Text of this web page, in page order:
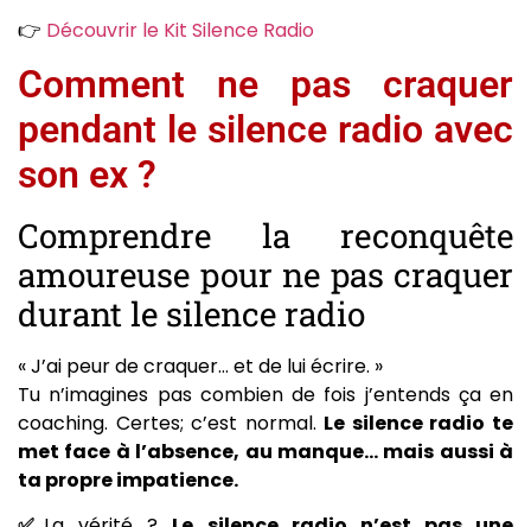
👉 Découvrir le Kit Silence Radio
Comment ne pas craquer
pendant le silence radio avec
son ex ?
Comprendre la reconquête
amoureuse pour ne pas craquer
durant le silence radio
« J’ai peur de craquer… et de lui écrire. »
Tu n’imagines pas combien de fois j’entends ça en
coaching. Certes; c’est normal. Le silence radio te
met face à l’absence, au manque… mais aussi à
ta propre impatience.